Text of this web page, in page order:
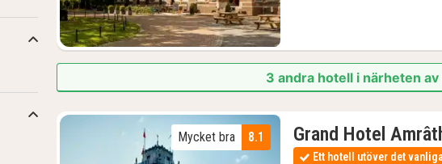
3 andra hotell i närheten av
8.1
Mycket bra Grand Hotel
Ett hotell utöver det vanliga